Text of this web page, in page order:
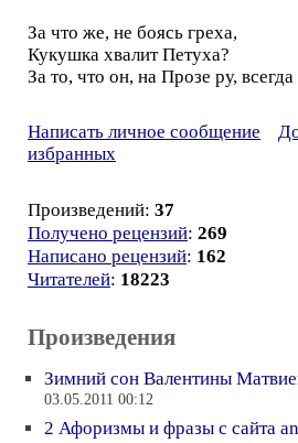
За что же, не боясь греха,
Кукушка хвалит Петуха?
За то, что он, на Прозе ру,
Написать личное сообщение
избранных
Произведений: 37
Получено рецензий: 269
Написано рецензий: 162
Читателей: 18223
Произведения
Зимний сон Валентины
03.05.2011 00:12
2 Афоризмы и фразы с сайта